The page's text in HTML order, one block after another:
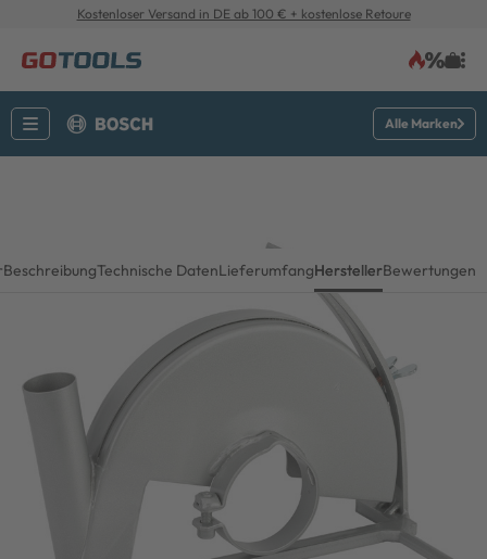
Kostenloser Versand in DE ab 100 € + kostenlose Retoure
Alle Marken
BeschreibungTechnische DatenLieferumfangHerstellerBewertungen